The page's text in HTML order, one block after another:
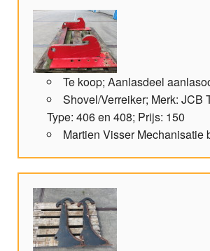
Te koop; Aanlasdeel
Shovel/Verreiker; Merk: JCB
Type: 406 en 408; Prijs: 150
Martien Visser Mechanisatie